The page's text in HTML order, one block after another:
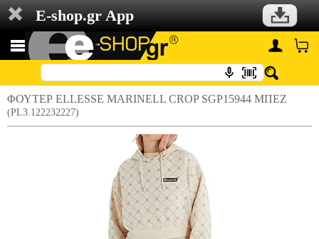
E-shop.gr App
ΦΟΥΤΕΡ ELLESSE MARINELL CROP SGP15944 ΜΠΕΖ
(PL3.122232227)